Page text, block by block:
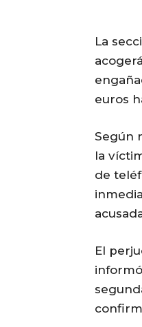
La
euros
Según
la
de
El